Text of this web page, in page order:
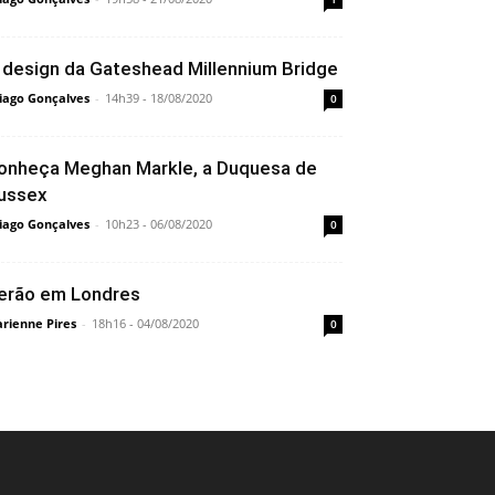
design da Gateshead Millennium Bridge
Gonçalves - 14h39 - 18/08/2020 0
Meghan Markle, a Duquesa de
Gonçalves - 10h23 - 06/08/2020 0
em Londres
Pires - 18h16 - 04/08/2020 0